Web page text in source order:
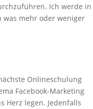
Ich werde in
was mehr oder weniger
Onlineschulung
Facebook-Marketing
Herz legen. Jedenfalls